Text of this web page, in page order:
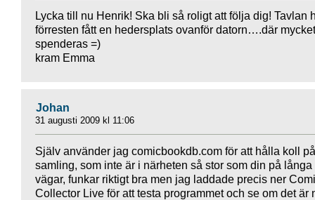
Lycka till nu Henrik! Ska bli så roligt att följa dig! Tavlan
förresten fått en hedersplats ovanför datorn….där
spenderas =)
kram Emma
Johan
31 augusti 2009 kl 11:06
Själv använder jag comicbookdb.com för att hålla koll
samling, som inte är i närheten så stor som din på långa
vägar, funkar riktigt bra men jag laddade precis ner
Collector Live för att testa programmet och se om det är